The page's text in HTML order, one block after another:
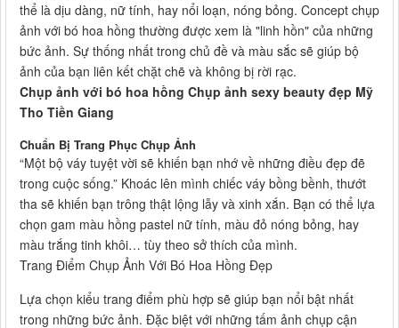
thể là dịu dàng, nữ tính, hay nổi loạn, nóng bỏng. Concept chụp
ảnh với bó hoa hồng thường được xem là "linh hồn" của những
bức ảnh. Sự thống nhất trong chủ đề và màu sắc sẽ giúp bộ
ảnh của bạn liên kết chặt chẽ và không bị rời rạc.
Chụp ảnh với bó hoa hồng Chụp ảnh sexy beauty đẹp Mỹ
Tho Tiền Giang
Chuẩn Bị Trang Phục Chụp Ảnh
“Một bộ váy tuyệt vời sẽ khiến bạn nhớ về những điều đẹp đẽ
trong cuộc sống.” Khoác lên mình chiếc váy bồng bềnh, thướt
tha sẽ khiến bạn trông thật lộng lẫy và xinh xắn. Bạn có thể lựa
chọn gam màu hồng pastel nữ tính, màu đỏ nóng bỏng, hay
màu trắng tinh khôi… tùy theo sở thích của mình.
Trang Điểm Chụp Ảnh Với Bó Hoa Hồng Đẹp
Lựa chọn kiểu trang điểm phù hợp sẽ giúp bạn nổi bật nhất
trong những bức ảnh. Đặc biệt với những tấm ảnh chụp cận